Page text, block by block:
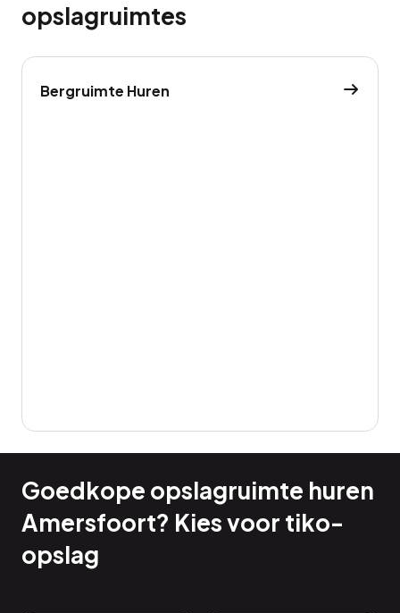
opslagruimtes
Bergruimte Huren
Goedkope opslagruimte huren
Amersfoort? Kies voor tiko-
opslag